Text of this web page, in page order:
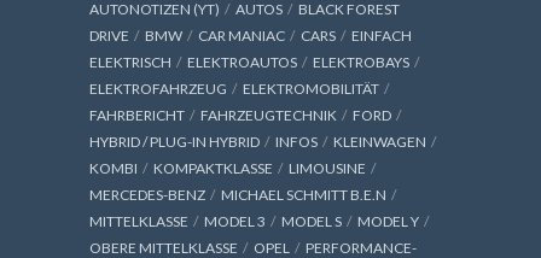
AUTONOTIZEN (YT)
AUTOS
BLACK FOREST
DRIVE
BMW CAR MANIAC CARS
EINFACH
ELEKTRISCH
ELEKTROAUTOS
ELEKTROBAYS
ELEKTROFAHRZEUG
ELEKTROMOBILITÄT
FAHRBERICHT
FAHRZEUGTECHNIK
FORD
HYBRID / PLUG-IN HYBRID
INFOS
KLEINWAGEN
KOMBI
KOMPAKTKLASSE
LIMOUSINE
MERCEDES-BENZ
MICHAEL SCHMITT B.E.N
MITTELKLASSE
MODEL 3 MODEL S
MODEL Y
OBERE MITTELKLASSE
OPEL
PERFORMANCE-